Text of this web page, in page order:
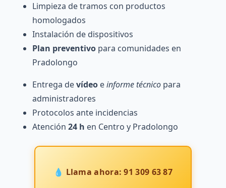
Limpieza de tramos con productos
homologados
Instalación de dispositivos
Plan preventivo para comunidades en
Pradolongo
Entrega devídeo einforme técnico para
administradores
Protocolos ante incidencias
Atención 24 h en Centro y Pradolongo
💧 Llama ahora: 91 309 63 87